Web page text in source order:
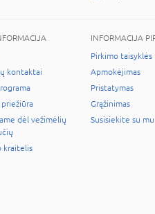
kontaktai
dėl vežimėlių
kraitelis
INFORMACIJA
Pirkimo taisyklės
Apmokėjimas
Pristatymas
Grąžinimas
Susisiekite su